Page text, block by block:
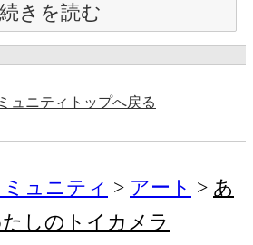
続きを読む
ュニティトップへ戻る
ミュニティ アート
あ
しのトイカメラ